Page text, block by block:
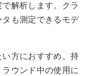
解析します。クラ
も測定できるモデ
方におすすめ。持
ウンド中の使用に